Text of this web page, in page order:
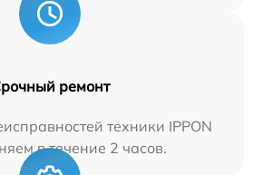
ремонт
техники IPPON
в течение 2 часов.